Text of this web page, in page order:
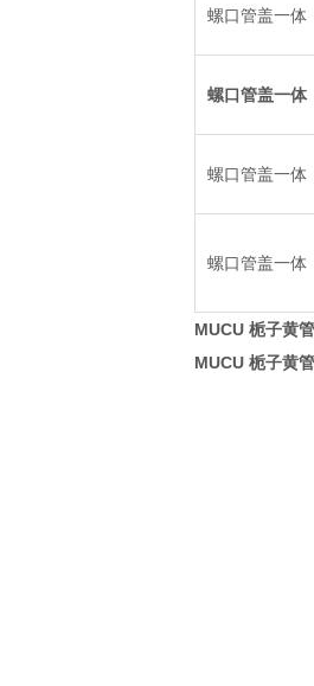
螺口管盖一体
螺口管盖一体
螺口管盖一体
螺口管盖一体
MUCU 栀子黄
MUCU 栀子黄